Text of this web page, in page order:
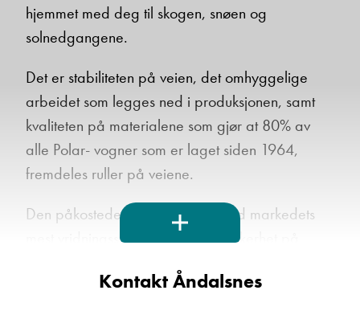
Kurt Hanssen
Kundemottak bilverksted
Vis telefon
hjemmet med deg til skogen, snøen og
solnedgangene.
Det er stabiliteten på veien, det omhyggelige
arbeidet som legges ned i produksjonen, samt
kvaliteten på materialene som gjør at 80% av
alle Polar- vogner som er laget siden 1964,
fremdeles ruller på veiene.
Den påkostede konstruksjonen med markedets
mest vridningsstive karosseri gir sikkerhet på
En av hemmelighetene er at skjøtene i gulvfineren
Kontakt Åndalsnes